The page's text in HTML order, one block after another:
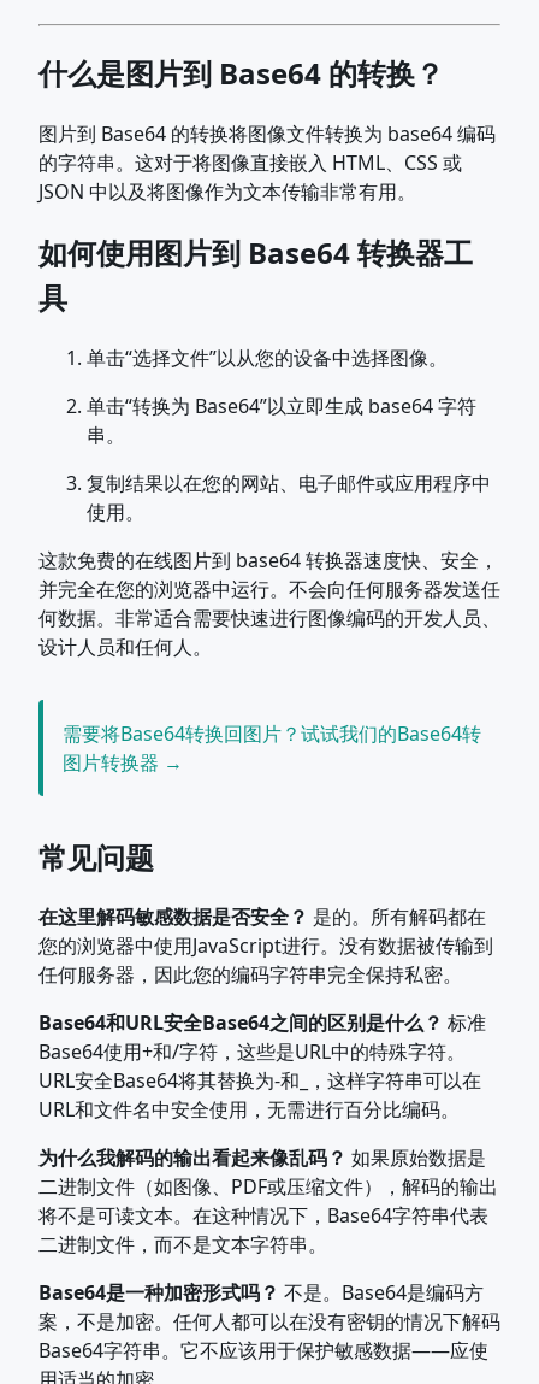
什么是图片到 Base64 的转换？
图片到 Base64 的转换将图像文件转换为 base64 编码
的字符串。这对于将图像直接嵌入 HTML、CSS 或
JSON 中以及将图像作为文本传输非常有用。
如何使用图片到 Base64 转换器工
具
单击“选择文件”以从您的设备中选择图像。
单击“转换为 Base64”以立即生成 base64 字符
串。
复制结果以在您的网站、电子邮件或应用程序中
使用。
这款免费的在线图片到 base64 转换器速度快、安全，
并完全在您的浏览器中运行。不会向任何服务器发送任
何数据。非常适合需要快速进行图像编码的开发人员、
设计人员和任何人。
需要将Base64转换回图片？试试我们的Base64转
图片转换器 →
常见问题
在这里解码敏感数据是否安全？ 是的。所有解码都在
您的浏览器中使用JavaScript进行。没有数据被传输到
任何服务器，因此您的编码字符串完全保持私密。
Base64和URL安全Base64之间的区别是什么？ 标准
Base64使用+和/字符，这些是URL中的特殊字符。
URL安全Base64将其替换为-和_，这样字符串可以在
URL和文件名中安全使用，无需进行百分比编码。
为什么我解码的输出看起来像乱码？ 如果原始数据是
二进制文件（如图像、PDF或压缩文件），解码的输出
将不是可读文本。在这种情况下，Base64字符串代表
二进制文件，而不是文本字符串。
Base64是一种加密形式吗？ 不是。Base64是编码方
案，不是加密。任何人都可以在没有密钥的情况下解码
Base64字符串。它不应该用于保护敏感数据——应使